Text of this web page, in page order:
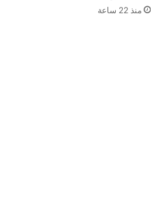
منذ 22 ساعة